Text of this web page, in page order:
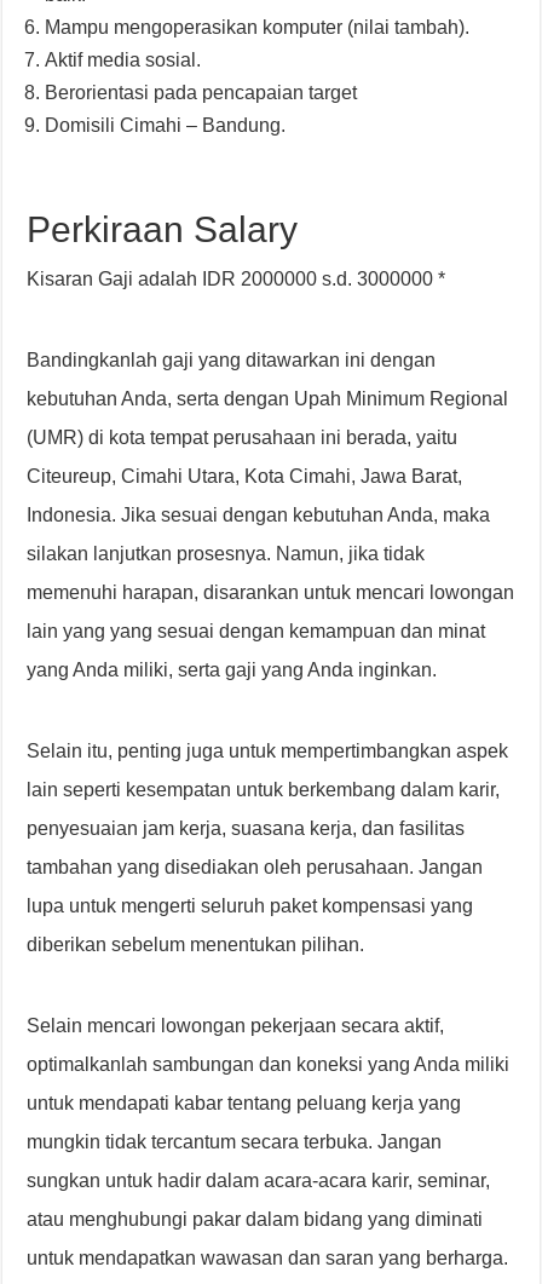
Mampu mengoperasikan komputer (nilai tambah).
Aktif media sosial.
Berorientasi pada pencapaian target
Domisili Cimahi – Bandung.
Perkiraan Salary
Kisaran Gaji adalah IDR 2000000 s.d. 3000000 *
Bandingkanlah gaji yang ditawarkan ini dengan
kebutuhan Anda, serta dengan Upah Minimum Regional
(UMR) di kota tempat perusahaan ini berada, yaitu
Citeureup, Cimahi Utara, Kota Cimahi, Jawa Barat,
Indonesia. Jika sesuai dengan kebutuhan Anda, maka
silakan lanjutkan prosesnya. Namun, jika tidak
memenuhi harapan, disarankan untuk mencari lowongan
lain yang yang sesuai dengan kemampuan dan minat
yang Anda miliki, serta gaji yang Anda inginkan.
Selain itu, penting juga untuk mempertimbangkan aspek
lain seperti kesempatan untuk berkembang dalam karir,
penyesuaian jam kerja, suasana kerja, dan fasilitas
tambahan yang disediakan oleh perusahaan. Jangan
lupa untuk mengerti seluruh paket kompensasi yang
diberikan sebelum menentukan pilihan.
Selain mencari lowongan pekerjaan secara aktif,
optimalkanlah sambungan dan koneksi yang Anda miliki
untuk mendapati kabar tentang peluang kerja yang
mungkin tidak tercantum secara terbuka. Jangan
sungkan untuk hadir dalam acara-acara karir, seminar,
atau menghubungi pakar dalam bidang yang diminati
untuk mendapatkan wawasan dan saran yang berharga.